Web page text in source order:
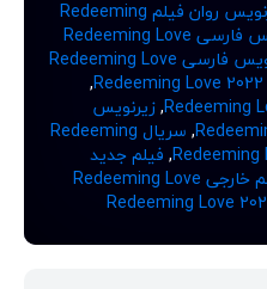
زیرنویس روان فیلم Redeeming
زیرنویس زیرنویس فارسی Redeeming Love
زیرنویس فارسی Redeeming Love
,
,زیرنویس
,
سریال Redeeming
, فیلم جدید
فیلم خارجی Redeeming Love